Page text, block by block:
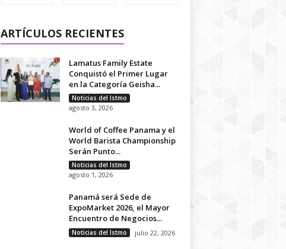
ARTÍCULOS RECIENTES
Lamatus Family Estate
Conquistó el Primer Lugar
en la Categoría Geisha...
Noticias del Istmo
agosto 3, 2026
World of Coffee Panama y el
World Barista Championship
Serán Punto...
Noticias del Istmo
agosto 1, 2026
Panamá será Sede de
ExpoMarket 2026, el Mayor
Encuentro de Negocios...
Noticias del Istmo julio 22, 2026